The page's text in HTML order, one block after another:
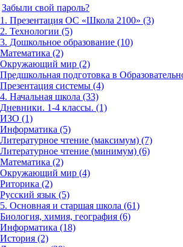
Забыли свой пароль?
1. Презентация ОС «Школа 2100» (3)
2. Технологии (5)
3. Дошкольное образование (10)
Математика (2)
Окружающий мир (2)
Предшкольная подготовка в
Презентация системы (4)
4. Начальная школа (33)
Дневники. 1-4 классы. (1)
ИЗО (1)
Информатика (5)
Литературное чтение (максимум) (7)
Литературное чтение (минимум) (6)
Математика (2)
Окружающий мир (4)
Риторика (2)
Русский язык (5)
5. Основная и старшая школа (61)
Биология, химия, география (6)
Информатика (18)
История (2)